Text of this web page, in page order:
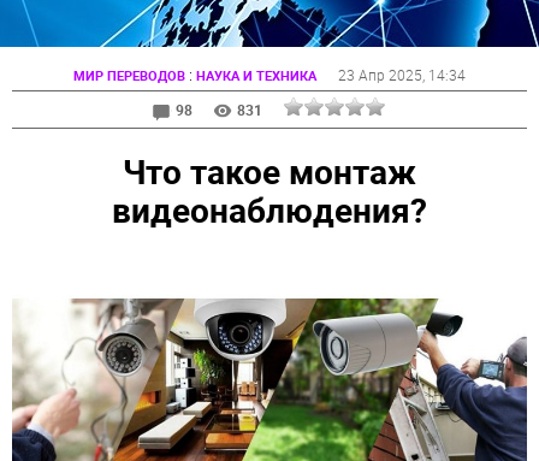
МИР ПЕРЕВОДОВ : НАУКА И ТЕХНИКА 23 Апр 2025 , 14:34
98
831
Что такое монтаж
видеонаблюдения?